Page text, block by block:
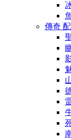
傳奇